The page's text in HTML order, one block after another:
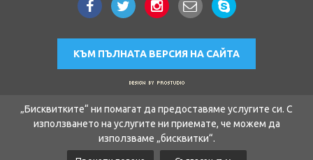
КЪМ ПЪЛНАТА ВЕРСИЯ НА САЙТА
„Бисквитките“ ни помагат да предоставяме услугите си. С
използването на услугите ни приемате, че можем да
използваме „бисквитки“.